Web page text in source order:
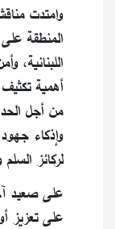
وامتدت
المنطقة
اللبنانية،
أهمية
من أجل
وإذكاء
لركائز
على صعيد
على تعزيز